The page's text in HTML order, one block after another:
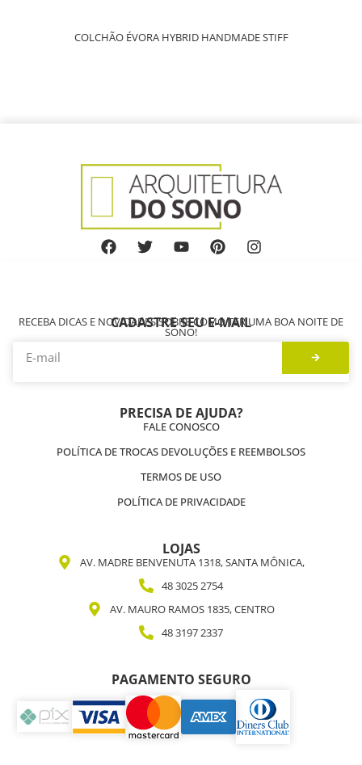
COLCHÃO ÉVORA HYBRID HANDMADE STIFF
CADASTRE SEU E-MAIL
RECEBA DICAS E NOVIDADES SOBRE COMO TER UMA BOA NOITE DE
SONO!
PRECISA DE AJUDA?
FALE CONOSCO
POLÍTICA DE TROCAS DEVOLUÇÕES E REEMBOLSOS
TERMOS DE USO
POLÍTICA DE PRIVACIDADE
LOJAS
AV. MADRE BENVENUTA 1318, SANTA MÔNICA,
48 3025 2754
AV. MAURO RAMOS 1835, CENTRO
48 3197 2337
PAGAMENTO SEGURO